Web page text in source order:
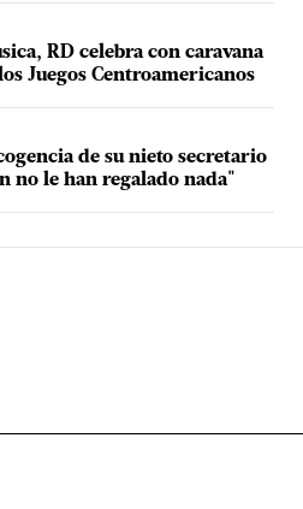
RD celebra con caravana
Juegos Centroamericanos
de su nieto secretario
no le han regalado nada"